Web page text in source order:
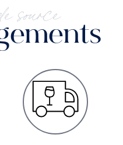
source